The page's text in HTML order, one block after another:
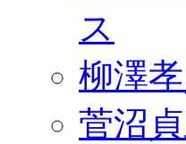
ス
柳澤
菅沼